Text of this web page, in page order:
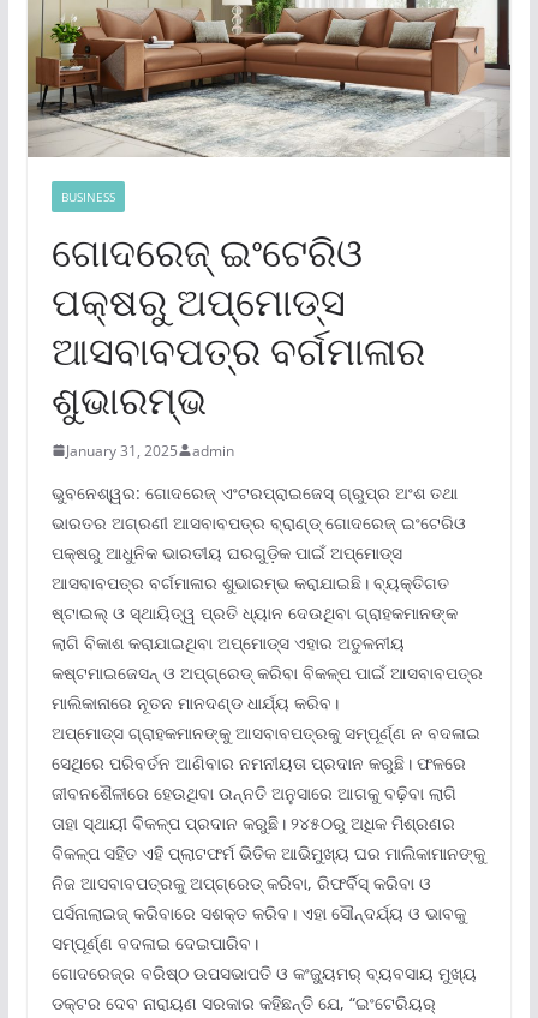
BUSINESS
ଗୋଦରେଜ୍ ଇଂଟେରିଓ
ପକ୍ଷରୁ ଅପ୍‌ମୋଡ୍‌ସ
ଆସବାବପତ୍ର ବର୍ଗମାଳାର
ଶୁଭାରମ୍ଭ
January 31, 2025 admin
ଭୁବନେଶ୍ୱର: ଗୋଦରେଜ୍ ଏଂଟରପ୍ରାଇଜେସ୍ ଗ୍ରୁପ୍‌ର ଅଂଶ ତଥା
ଭାରତର ଅଗ୍ରଣୀ ଆସବାବପତ୍ର ବ୍ରାଣ୍ଡ୍ ଗୋଦରେଜ୍ ଇଂଟେରିଓ
ପକ୍ଷରୁ ଆଧୁନିକ ଭାରତୀୟ ଘରଗୁଡ଼ିକ ପାଇଁ ଅପ୍‌ମୋଡ୍‌ସ
ଆସବାବପତ୍ର ବର୍ଗମାଳାର ଶୁଭାରମ୍ଭ କରାଯାଇଛି। ବ୍ୟକ୍ତିଗତ
ଷ୍ଟାଇଲ୍ ଓ ସ୍ଥାୟିତ୍ୱ ପ୍ରତି ଧ୍ୟାନ ଦେଉଥିବା ଗ୍ରାହକମାନଙ୍କ
ଲାଗି ବିକାଶ କରାଯାଇଥିବା ଅପ୍‌ମୋଡ୍‌ସ ଏହାର ଅତୁଳନୀୟ
କଷ୍ଟମାଇଜେସନ୍ ଓ ଅପ୍‌ଗ୍ରେଡ୍ କରିବା ବିକଳ୍ପ ପାଇଁ ଆସବାବପତ୍ର
ମାଲିକାନାରେ ନୂତନ ମାନଦଣ୍ଡ ଧାର୍ଯ୍ୟ କରିବ।
ଅପ୍‌ମୋଡ୍‌ସ ଗ୍ରାହକମାନଙ୍କୁ ଆସବାବପତ୍ରକୁ ସମ୍ପୂର୍ଣ୍ଣ ନ ବଦଳାଇ
ସେଥିରେ ପରିବର୍ତନ ଆଣିବାର ନମନୀୟତା ପ୍ରଦାନ କରୁଛି। ଫଳରେ
ଜୀବନଶୈଳୀରେ ହେଉଥିବା ଉନ୍ନତି ଅନୁସାରେ ଆଗକୁ ବଢ଼ିବା ଲାଗି
ତାହା ସ୍ଥାୟୀ ବିକଳ୍ପ ପ୍ରଦାନ କରୁଛି। ୨୪୫୦ରୁ ଅଧିକ ମିଶ୍ରଣର
ବିକଳ୍ପ ସହିତ ଏହି ପ୍ଲାଟଫର୍ମ ଭିତିକ ଆଭିମୁଖ୍ୟ ଘର ମାଲିକାମାନଙ୍କୁ
ନିଜ ଆସବାବପତ୍ରକୁ ଅପ୍‌ଗ୍ରେଡ୍ କରିବା, ରିଫର୍ବିସ୍ କରିବା ଓ
ପର୍ସନାଲାଇଜ୍ କରିବାରେ ସଶକ୍ତ କରିବ। ଏହା ସୌନ୍ଦର୍ଯ୍ୟ ଓ ଭାବକୁ
ସମ୍ପୂର୍ଣ୍ଣ ବଦଳାଇ ଦେଇପାରିବ।
ଗୋଦରେଜ୍‌ର ବରିଷ୍ଠ ଉପସଭାପତି ଓ କଂଜ୍ୟୁମର୍ ବ୍ୟବସାୟ ମୁଖ୍ୟ
ଡକ୍ଟର ଦେବ ନାରାୟଣ ସରକାର କହିଛନ୍ତି ଯେ, “ଇଂଟେରିୟର୍